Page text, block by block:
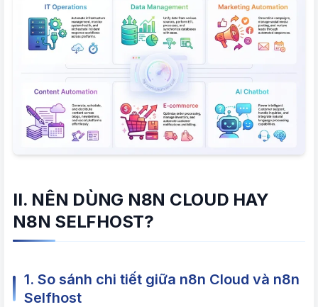
II. NÊN DÙNG N8N CLOUD HAY
N8N SELFHOST?
1. So sánh chi tiết giữa n8n Cloud và n8n
Selfhost